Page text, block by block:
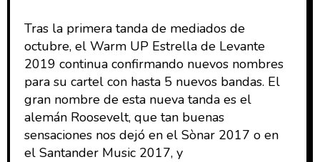
Tras la primera tanda de mediados de
octubre, el Warm UP Estrella de Levante
2019 continua confirmando nuevos nombres
para su cartel con hasta 5 nuevos bandas. El
gran nombre de esta nueva tanda es el
alemán Roosevelt, que tan buenas
sensaciones nos dejó en el Sònar 2017 o en
el Santander Music 2017, y